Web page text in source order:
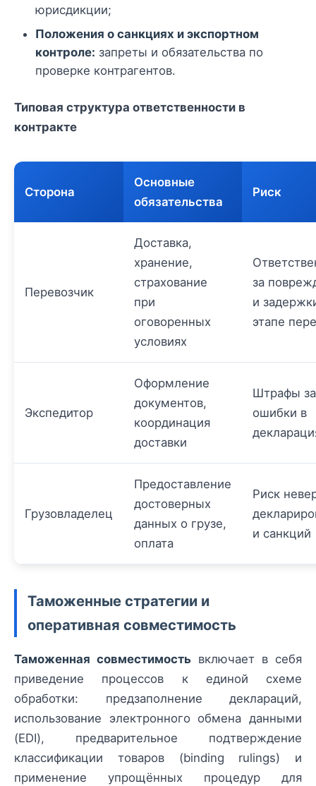
юрисдикции;
Положения о санкциях и экспортном
контроле: запреты и обязательства по
проверке контрагентов.
Типовая структура ответственности в
контракте
Сторона
Основные
обязательства
Риск
Перевозчик
Доставка,
хранение,
страхование
при
оговоренных
условиях
за
и
этапе
Экспедитор
Оформление
документов,
координация
доставки
Штрафы за
ошибки в
Грузовладелец
Предоставление
достоверных
данных о грузе,
оплата
Риск
и санкций
Таможенные стратегии и
оперативная совместимость
Таможенная совместимость включает в себя
приведение процессов к единой схеме
обработки: предзаполнение деклараций,
использование электронного обмена данными
(EDI), предварительное подтверждение
классификации товаров (binding rulings) и
применение упрощённых процедур для